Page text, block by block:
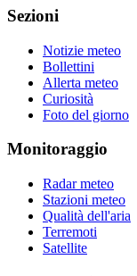
Sezioni
Notizie meteo
Bollettini
Allerta meteo
Curiosità
Foto del giorno
Monitoraggio
Radar meteo
Stazioni meteo
Qualità dell'aria
Terremoti
Satellite